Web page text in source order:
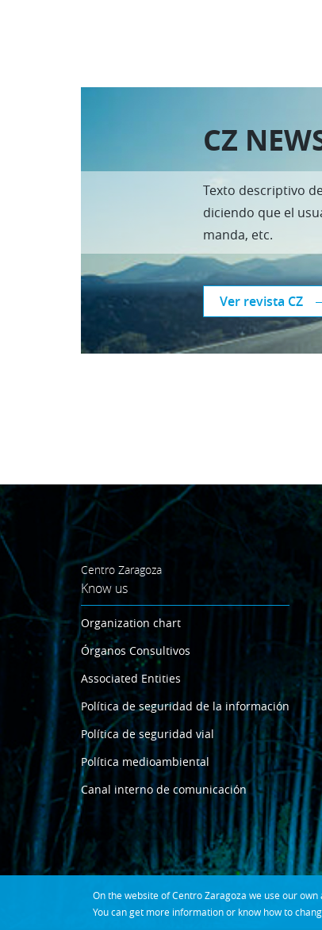
On the website of Centro Zaragoza we use our
You can get more information or know how to
CZ
Texto descriptivo
diciendo que el
manda, etc.
Ver revista CZ
Centro Zaragoza
Know us
Organization chart
Órganos Consultivos
Associated Entities
Política de seguridad de la información
Política de seguridad vial
Política medioambiental
Canal interno de comunicación